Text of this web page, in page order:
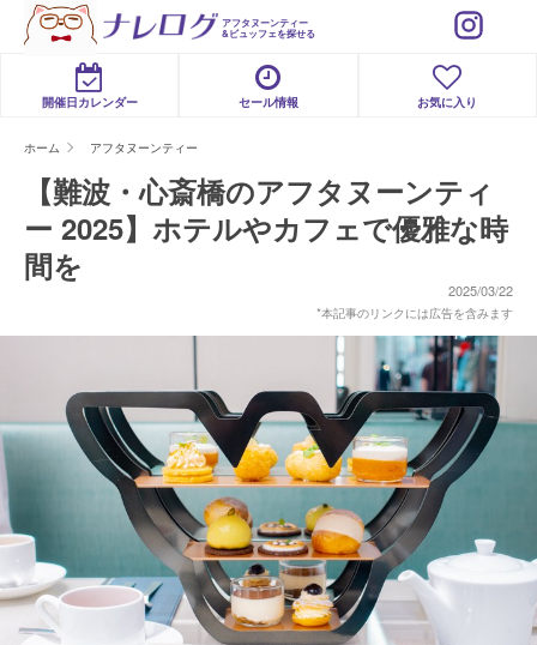
アフタヌーンティー
&ビュッフェを探せる
開催日カレンダー セール情報 お気に入り
ホーム アフタヌーンティー
【難波・心斎橋のアフタヌーンティ
ー 2025】ホテルやカフェで優雅な時
間を
2025/03/22
*本記事のリンクには広告を含みます